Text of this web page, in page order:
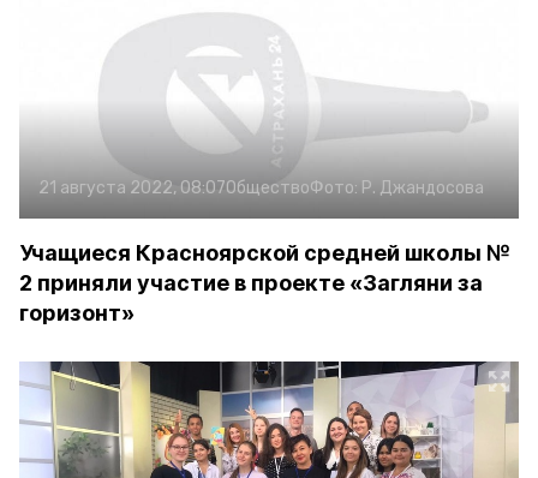
21 августа 2022, 08:07ОбществоФото: Р. Джандосова
Учащиеся Красноярской средней школы №
2 приняли участие в проекте «Загляни за
горизонт»